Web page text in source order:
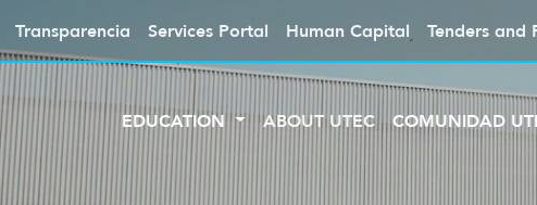
Transparencia Services Portal Human Capital Tenders and
EDUCATION ABOUT UTEC COMUNIDAD